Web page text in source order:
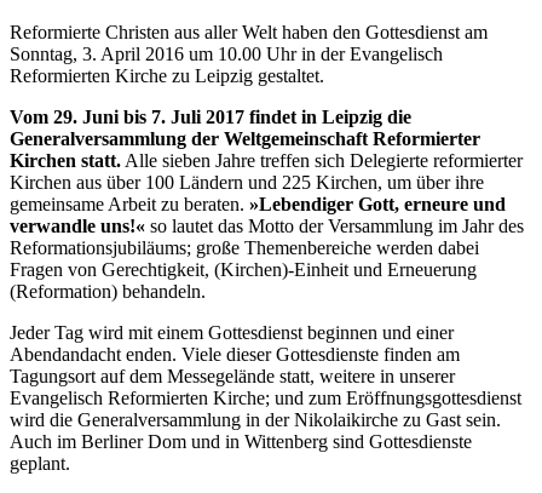
Reformierte Christen aus aller Welt haben den Gottesdienst am
Sonntag, 3. April 2016 um 10.00 Uhr in der Evangelisch
Reformierten Kirche zu Leipzig gestaltet.
Vom 29. Juni bis 7. Juli 2017 findet in Leipzig die
Generalversammlung der Weltgemeinschaft Reformierter
Kirchen statt.Alle sieben Jahre treffen sich Delegierte reformierter
Kirchen aus über 100 Ländern und 225 Kirchen, um über ihre
gemeinsame Arbeit zu beraten. »Lebendiger Gott, erneure und
verwandle uns!« so lautet das Motto der Versammlung im Jahr des
Reformationsjubiläums; große Themenbereiche werden dabei
Fragen von Gerechtigkeit, (Kirchen)-Einheit und Erneuerung
(Reformation) behandeln.
Jeder Tag wird mit einem Gottesdienst beginnen und einer
Abendandacht enden. Viele dieser Gottesdienste finden am
Tagungsort auf dem Messegelände statt, weitere in unserer
Evangelisch Reformierten Kirche; und zum Eröffnungsgottesdienst
wird die Generalversammlung in der Nikolaikirche zu Gast sein.
Auch im Berliner Dom und in Wittenberg sind Gottesdienste
geplant.